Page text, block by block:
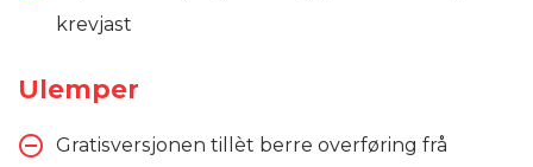
krevjast
Ulemper
Gratisversjonen tillèt berre overføring frå